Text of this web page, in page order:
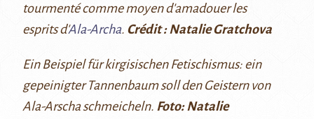
tourmenté comme moyen d'amadouer les
esprits d'Ala-Archa. Crédit : Natalie Gratchova
Ein Beispiel für kirgisischen Fetischismus: ein
gepeinigter Tannenbaum soll den Geistern von
Ala-Arscha schmeicheln. Foto: Natalie